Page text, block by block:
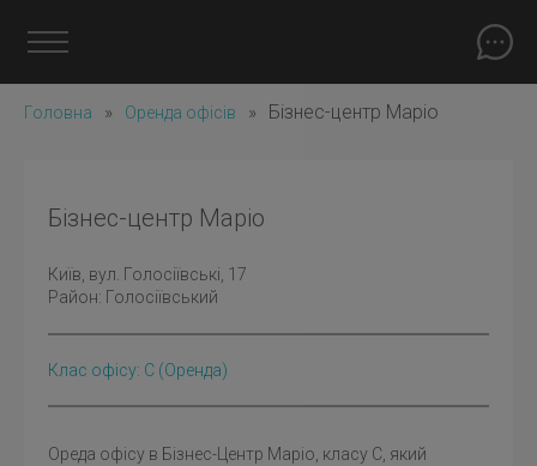
Головна » Оренда офісів » Бізнес-центр Маріо
Бізнес-центр Маріо
Київ , вул. Голосіївські, 17
Район: Голосіївський
Клас офісу: C (оренда)
Ореда офісу в Бізнес-Центр Маріо, класу С, який